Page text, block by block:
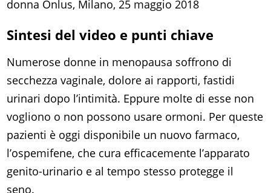
donna Onlus, Milano, 25 maggio 2018
Sintesi del video e punti chiave
Numerose donne in menopausa soffrono di
secchezza vaginale, dolore ai rapporti, fastidi
urinari dopo l’intimità. Eppure molte di esse non
vogliono o non possono usare ormoni. Per queste
pazienti è oggi disponibile un nuovo farmaco,
l’ospemifene, che cura efficacemente l’apparato
genito-urinario e al tempo stesso protegge il
seno.